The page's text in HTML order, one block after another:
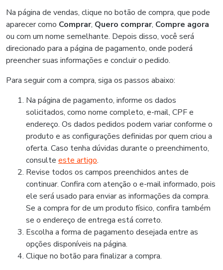
Na página de vendas, clique no botão de compra, que pode
aparecer como Comprar, Quero comprar, Compre agora
ou com um nome semelhante. Depois disso, você será
direcionado para a página de pagamento, onde poderá
preencher suas informações e concluir o pedido.
Para seguir com a compra, siga os passos abaixo:
Na página de pagamento, informe os dados
solicitados, como nome completo, e-mail, CPF e
endereço. Os dados pedidos podem variar conforme o
produto e as configurações definidas por quem criou a
oferta. Caso tenha dúvidas durante o preenchimento,
consulte este artigo.
Revise todos os campos preenchidos antes de
continuar. Confira com atenção o e-mail informado, pois
ele será usado para enviar as informações da compra.
Se a compra for de um produto físico, confira também
se o endereço de entrega está correto.
Escolha a forma de pagamento desejada entre as
opções disponíveis na página.
Clique no botão para finalizar a compra.